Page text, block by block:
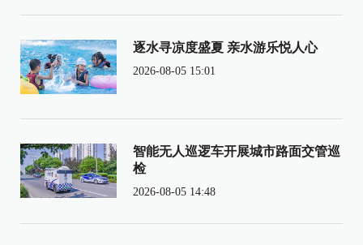
逐水寻凉度盛夏 亲水游乐悦人心
2026-08-05 15:01
智能无人巡逻车开展城市路面交管巡
检
2026-08-05 14:48